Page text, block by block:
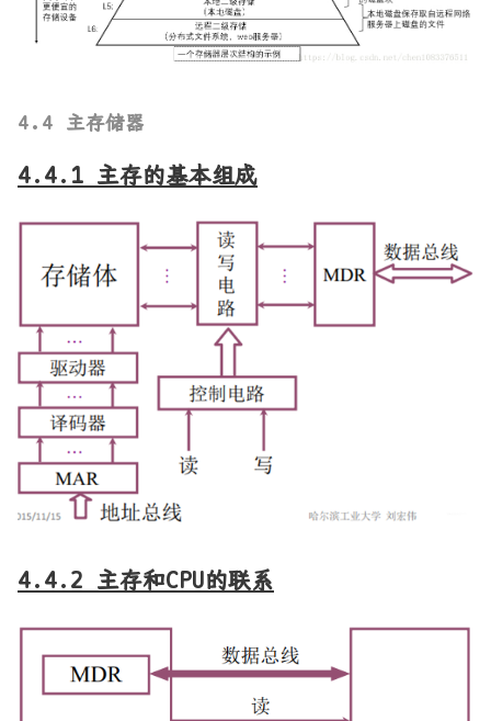
4.4 主存储器
4.4.1 主存的基本组成
4.4.2 主存和CPU的联系